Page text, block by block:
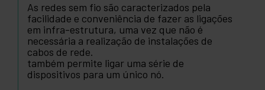
As redes sem fio são caracterizados pela
facilidade e conveniência de fazer as ligações
em infra-estrutura, uma vez que não é
necessária a realização de instalações de
cabos de rede.
também permite ligar uma série de
dispositivos para um único nó.